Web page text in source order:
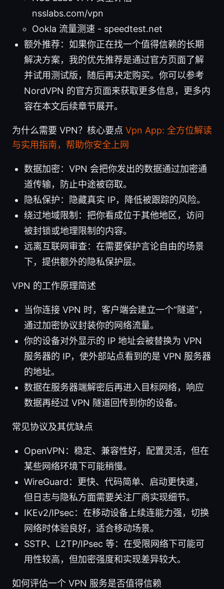
nsslabs.com/vpn
Ookla 流量测速 - speedtest.net
额外推荐：如果你正在找一个值得信赖的长期
解决方案，我的优先推荐是通过官方页面了解
并试用测试版，随后再决定购买。你可以参考
NordVPN 的官方页面来获取更多信息，更多内
容在本文后续章节展开。
为什么需要 VPN？核心要点 Vpn App: 全方位解读
与实用指南，帮助你安全上网
数据加密：VPN 会把你发出的数据通过加密通
道传输，防止中途被窃取。
隐私保护：隐藏真实 IP，降低被跟踪的风险。
绕过地域限制：把你看成位于其他地区，访问
被封锁或地理限制的内容。
远离互联网审查：在需要保护言论自由的场景
下，提供额外的隐私保护层。
VPN 的工作原理简述
当你连接 VPN 时，客户端会建立一个“隧道”，
通过加密协议封装你的网络流量。
你的设备对外显示的 IP 地址会被替换为 VPN
服务器的 IP，使外部站点看到的是 VPN 服务器
的地址。
数据在服务器端解密后再进入目标网络，响应
数据再经过 VPN 隧道回传到你的设备。
常见协议及其优缺点
OpenVPN：稳定、兼容性好，配置灵活，但在
某些网络环境下可能稍慢。
WireGuard：更快、代码简单、启动更快速，
但日志与隐私方面需要关注厂商实现细节。
IKEv2/IPsec：在移动设备上续连能力强，切换
网络时体验良好，适合移动场景。
SSTP、L2TP/IPsec 等：在受限网络下可能可
用性较高，但加密强度和实现差异较大。
如何评估一个 VPN 服务是否值得信赖